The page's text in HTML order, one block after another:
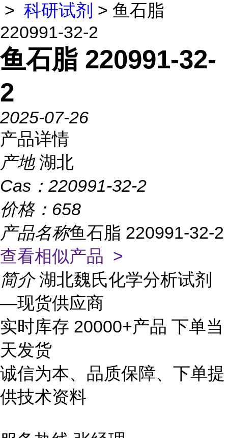
> 科研试剂 > 鱼石脂
220991-32-2
鱼石脂 220991-32-
2
2025-07-26
产品详情
产地 湖北
Cas： 220991-32-2
价格： 658
产品名称鱼石脂 220991-32-2
查看相似产品 >
简介 湖北魏氏化学分析试剂
—现货供应商
实时库存 20000+产品 下单当
天发货
诚信为本、品质保障、下单提
供技术资料